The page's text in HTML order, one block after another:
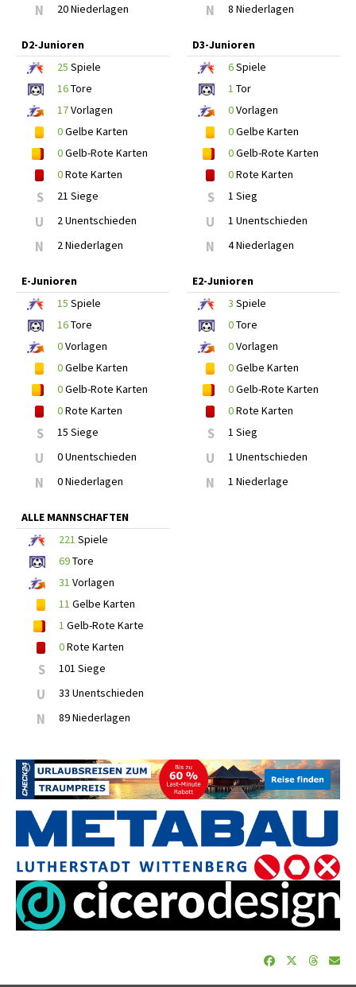
N 20 Niederlagen N 8 Niederlagen
D2-Junioren
25 Spiele
16Tore
17Vorlagen
0Gelbe Karten
0Gelb-Rote Karten
0Rote Karten
S 21 Siege
U 2 Unentschieden
N 2 Niederlagen
D3-Junioren
6Spiele
1 Tor
0Vorlagen
0Gelbe Karten
0Gelb-Rote Karten
0Rote Karten
S 1 Sieg
U 1 Unentschieden
N 4 Niederlagen
E-Junioren
15 Spiele
16Tore
0Vorlagen
0Gelbe Karten
0Gelb-Rote Karten
0Rote Karten
S 15 Siege
U 0 Unentschieden
N 0 Niederlagen
E2-Junioren
3 Spiele
0Tore
0Vorlagen
0Gelbe Karten
0Gelb-Rote Karten
0Rote Karten
S 1 Sieg
U 1 Unentschieden
N 1 Niederlage
ALLE MANNSCHAFTEN
221 Spiele
69Tore
31 Vorlagen
11 Gelbe Karten
1 Gelb-Rote Karte
0Rote Karten
S 101 Siege
U 33 Unentschieden
N 89 Niederlagen